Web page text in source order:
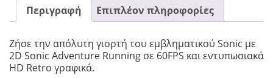
Περιγραφή Επιπλέον πληροφορίες
Ζήσε την απόλυτη γιορτή του εμβληματικού Sonic με
2D Sonic Adventure Running σε 60FPS και εντυπωσιακά
HD Retro γραφικά.